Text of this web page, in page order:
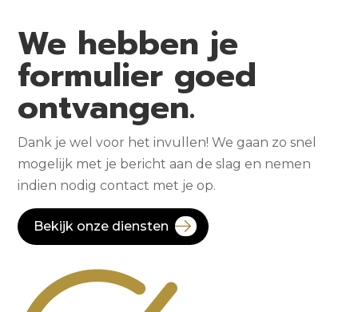
We hebben je
formulier goed
ontvangen.
Dank je wel voor het invullen! We gaan zo snel
mogelijk met je bericht aan de slag en nemen
indien nodig contact met je op.
Bekijk onze diensten